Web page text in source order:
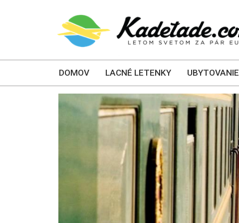
DOMOV LACNÉ LETENKY UBYTOVANIE